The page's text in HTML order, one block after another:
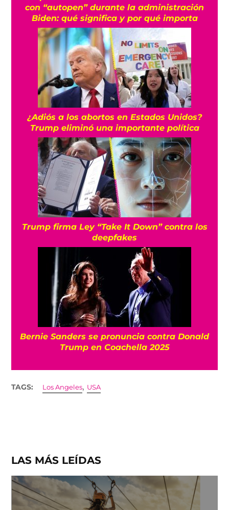
con “autopen” durante la administración
Biden: qué significa y por qué importa
¿Adiós a los abortos en Estados Unidos?
Trump eliminó una importante política
Trump firma Ley “Take It Down” contra los
deepfakes
Bernie Sanders se pronuncia contra Donald
Trump en Coachella 2025
TAGS: Los Angeles, USA
LAS MÁS LEÍDAS